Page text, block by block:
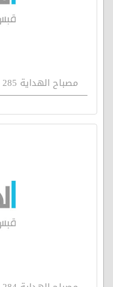
مصباح الهداية 285 - أنواع البكاء لله تعالى ج1